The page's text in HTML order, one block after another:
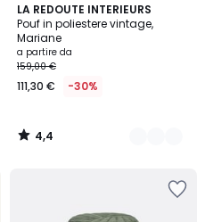
LA REDOUTE INTERIEURS
Pouf in poliestere vintage,
Mariane
a partire da
159,00 €
111,30 € -30%
4,4
/ 5
3
Colori
4,4
/